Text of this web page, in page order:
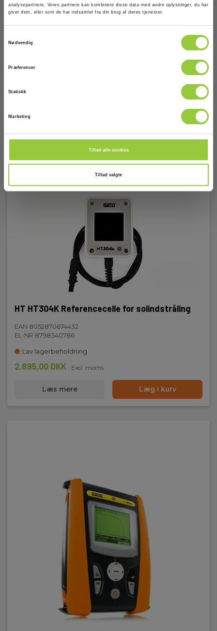
analysepartnere. Vores partnere kan kombinere disse data med andre oplysninger, du har
givet dem, eller som de har indsamlet fra din brug af deres tjenester.
Nødvendig
Præferencer
Statistik
Marketing
Tillad alle cookies
Tillad valgte
Lav lagerbeholdning
7.585,00 DKK
2.500,00 DKK
HT HT304K Referencecelle for solindstråling
EAN 8052870674432
EL-NR 8798340786
Lav lagerbeholdning
2.895,00 DKK Excl. moms
Læs mere Læg i kurv